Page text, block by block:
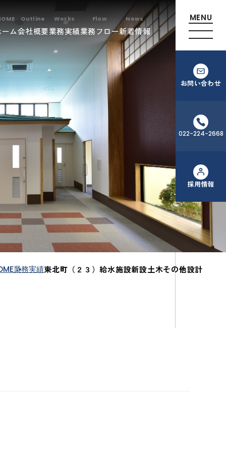
ーム会社概要業務実績業務フロー新着情報
お問い合わせ
022-224-2668
採用情報
業務実績東北町（２３）給水施設新設土木その他設計